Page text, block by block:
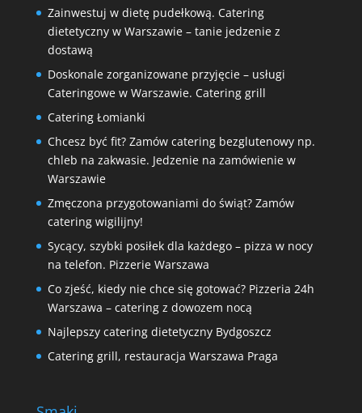
Zainwestuj w dietę pudełkową. Catering
dietetyczny w Warszawie – tanie jedzenie z
dostawą
Doskonale zorganizowane przyjęcie – usługi
Cateringowe w Warszawie. Catering grill
Catering Łomianki
Chcesz być fit? Zamów catering bezglutenowy np.
chleb na zakwasie. Jedzenie na zamówienie w
Warszawie
Zmęczona przygotowaniami do świąt? Zamów
catering wigilijny!
Sycący, szybki posiłek dla każdego – pizza w nocy
na telefon. Pizzerie Warszawa
Co zjeść, kiedy nie chce się gotować? Pizzeria 24h
Warszawa – catering z dowozem nocą
Najlepszy catering dietetyczny Bydgoszcz
Catering grill, restauracja Warszawa Praga